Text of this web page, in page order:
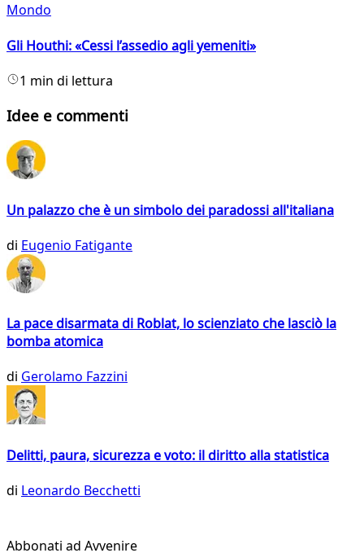
Mondo
Gli Houthi: «Cessi l’assedio agli yemeniti»
1 min di lettura
Idee e commenti
Un palazzo che è un simbolo dei paradossi all'italiana
di Eugenio Fatigante
La pace disarmata di Roblat, lo scienziato che lasciò la
bomba atomica
di Gerolamo Fazzini
Delitti, paura, sicurezza e voto: il diritto alla statistica
di Leonardo Becchetti
Abbonati ad Avvenire